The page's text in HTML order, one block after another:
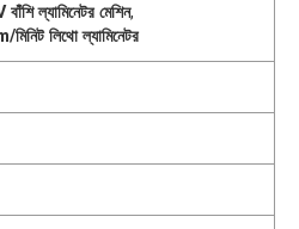
ল্যামিনেটর মেশিন,
লিথো ল্যামিনেটর